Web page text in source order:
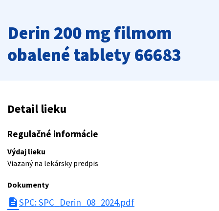
Derin 200 mg filmom
obalené tablety 66683
Detail lieku
Regulačné informácie
Výdaj lieku
Viazaný na lekársky predpis
Dokumenty
descriptionSPC: SPC_Derin_08_2024.pdf